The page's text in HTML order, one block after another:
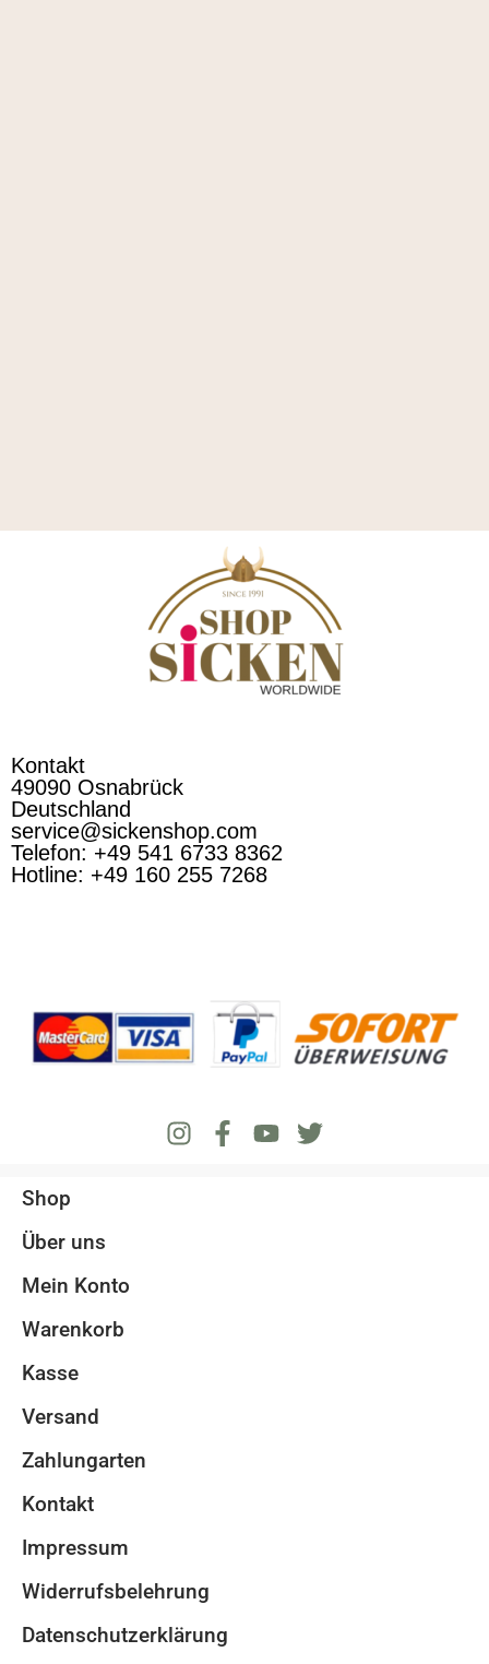
Kontakt
49090 Osnabrück
Deutschland
service@sickenshop.com
Telefon: +49 541 6733 8362
Hotline: +49 160 255 7268
Shop
Über uns
Mein Konto
Warenkorb
Kasse
Versand
Zahlungarten
Kontakt
Impressum
Widerrufsbelehrung
Datenschutzerklärung